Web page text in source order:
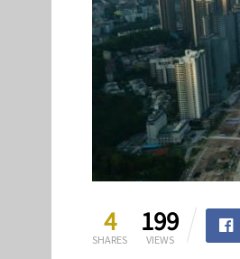
4
SHARES
199
VIEWS